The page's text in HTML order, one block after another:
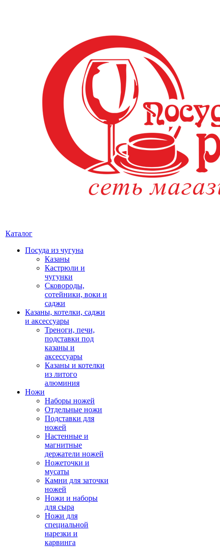
Каталог
Посуда из чугуна
Казаны
Кастрюли и
чугунки
Сковороды,
сотейники, воки и
саджи
Казаны, котелки, саджи
и аксессуары
Треноги, печи,
подставки под
казаны и
аксессуары
Казаны и котелки
из литого
алюминия
Ножи
Наборы ножей
Отдельные ножи
Подставки для
ножей
Настенные и
магнитные
держатели ножей
Ножеточки и
мусаты
Камни для заточки
ножей
Ножи и наборы
для сыра
Ножи для
специальной
нарезки и
карвинга